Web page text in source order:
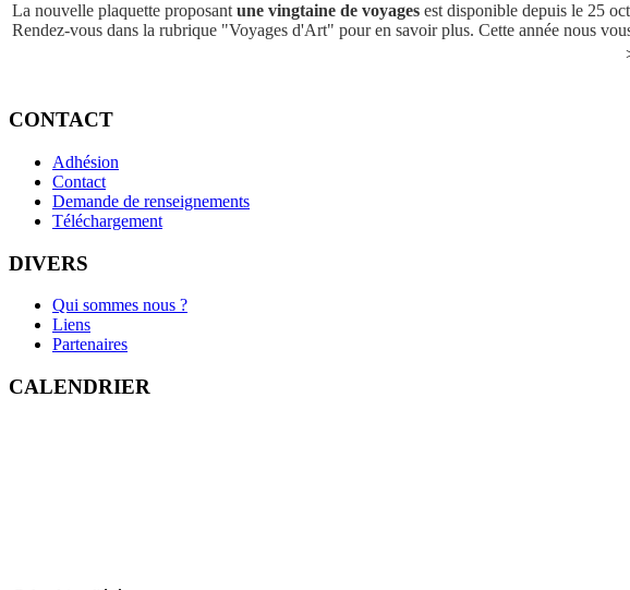
La nouvelle plaquette proposantune vingtaine de voyages est disponible depuis le 25
Rendez-vous dans la rubrique "Voyages d'Art" pour en savoir plus. Cette année nous
CONTACT
Adhésion
Contact
Demande de renseignements
Téléchargement
DIVERS
Qui sommes nous ?
Liens
Partenaires
CALENDRIER